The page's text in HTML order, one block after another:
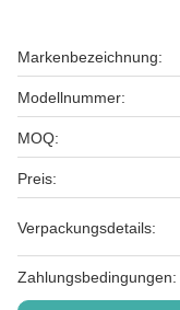
Markenbezeichnung:
Modellnummer:
MOQ:
Preis:
Verpackungsdetails:
Zahlungsbedingungen: